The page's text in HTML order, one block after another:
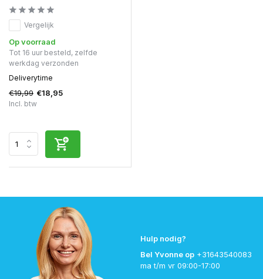
Vergelijk
Op voorraad
Tot 16 uur besteld, zelfde
werkdag verzonden
Deliverytime
€19,99 €18,95
Incl. btw
Hulp nodig?
Bel Yvonne op +31643540083
ma t/m vr 09:00-17:00